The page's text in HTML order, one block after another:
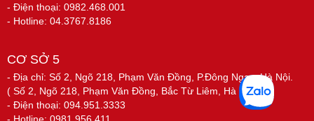
- Điện thoại: 0982.468.001
- Hotline: 04.3767.8186
CƠ SỞ 5
- Địa chỉ: Số 2, Ngõ 218, Phạm Văn Đồng, P.Đông Ngạc, Hà Nội.
( Số 2, Ngõ 218, Phạm Văn Đồng, Bắc Từ Liêm, Hà Nội )
- Điện thoại: 094.951.3333